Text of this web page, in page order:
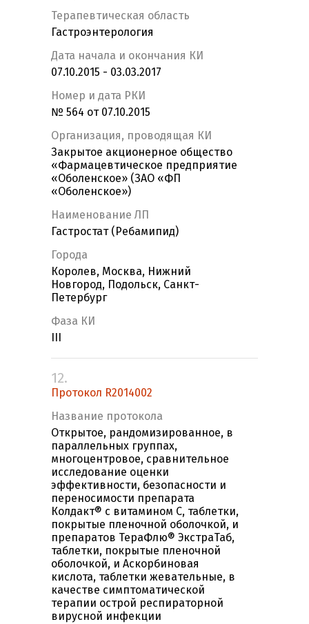
Терапевтическая область
Гастроэнтерология
Дата начала и окончания КИ
07.10.2015 - 03.03.2017
Номер и дата РКИ
№ 564 от 07.10.2015
Организация, проводящая КИ
Закрытое акционерное общество
«Фармацевтическое предприятие
«Оболенское» (ЗАО «ФП
«Оболенское»)
Наименование ЛП
Гастростат (Ребамипид)
Города
Королев, Москва, Нижний
Новгород, Подольск, Санкт-
Петербург
Фаза КИ
12.
Протокол R2014002
Название протокола
Открытое, рандомизированное, в
параллельных группах,
многоцентровое, сравнительное
исследование оценки
эффективности, безопасности и
переносимости препарата
Колдакт® с витамином С, таблетки,
покрытые пленочной оболочкой, и
препаратов ТераФлю® ЭкстраТаб,
таблетки, покрытые пленочной
оболочкой, и Аскорбиновая
кислота, таблетки жевательные, в
качестве симптоматической
терапии острой респираторной
вирусной инфекции